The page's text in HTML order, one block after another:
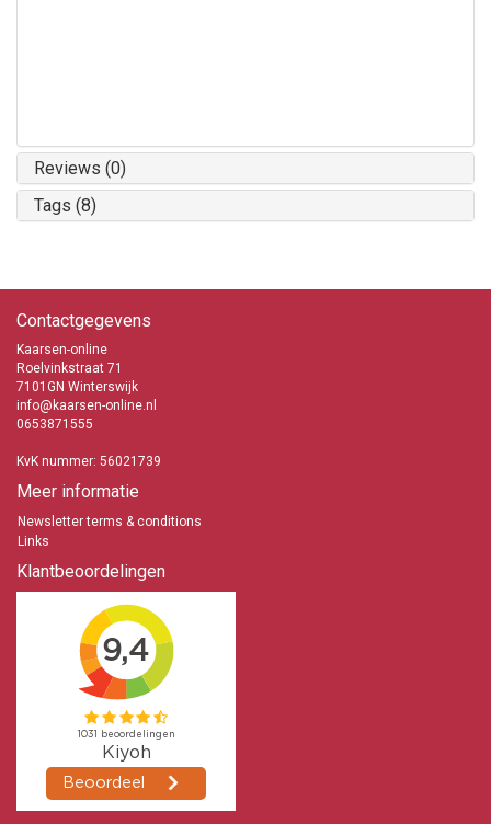
Reviews (0)
Tags (8)
Contactgegevens
Kaarsen-online
Roelvinkstraat 71
7101GN Winterswijk
info@kaarsen-online.nl
0653871555
KvK nummer: 56021739
Meer informatie
Newsletter terms & conditions
Links
Klantbeoordelingen